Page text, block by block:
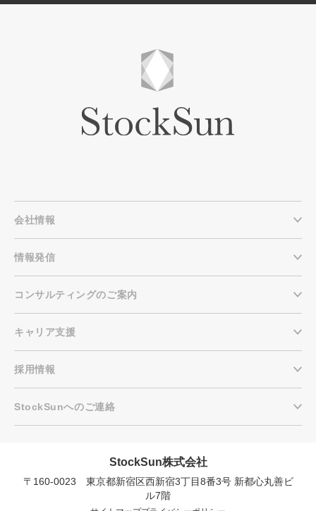
プロに無料相談をする
会社概要資料をダウンロー
ドする
会社情報
情報発信
コンサルティングのご案内
キャリア支援
採用情報
StockSunへのご連絡
StockSun株式会社
〒160-0023 東京都新宿区西新宿3丁目8番3号 新都心丸善ビ
ル7階